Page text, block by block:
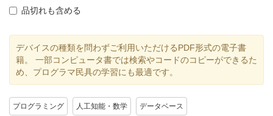
品切れも含める
デバイスの種類を問わずご利用いただけるPDF形式の電子書
籍。 一部コンピュータ書では検索やコードのコピーができるた
め、プログラマ民具の学習にも最適です。
プログラミング 人工知能・数学 データベース